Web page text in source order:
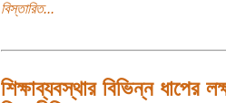
বিস্তারিত...
শিক্ষাব্যবস্থার বিভিন্ন ধাপের